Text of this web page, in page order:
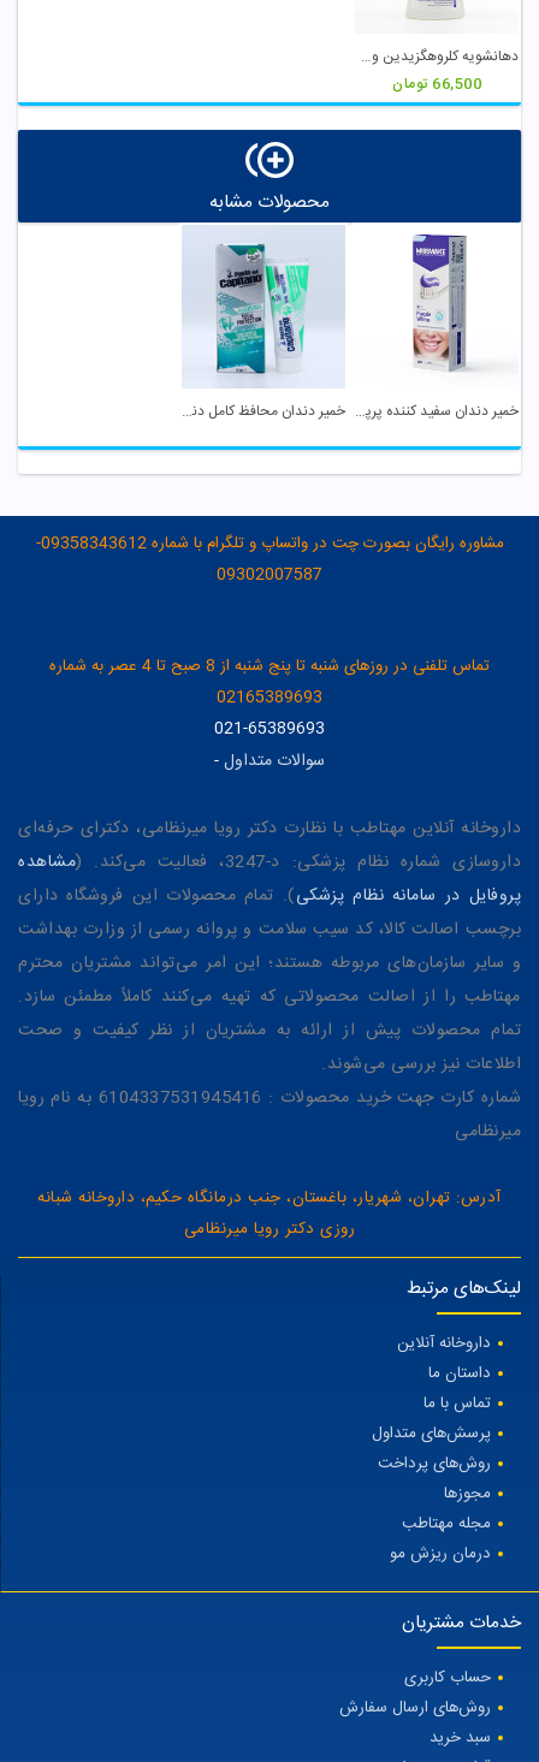
دهانشویه کلروهگزیدین وی وان
66,500 تومان
محصولات مشابه
خمیر دندان سفید کننده پرپل وایت میسویک خمیر دندان محافظ کامل دندان پاستا دل کاپیتانو
مشاوره رایگان بصورت چت در واتساپ و تلگرام با شماره 09358343612-
09302007587
تماس تلفنی در روزهای شنبه تا پنج شنبه از 8 صبح تا 4 عصر به شماره
02165389693
021-65389693
سوالات متداول-
داروخانه آنلاین مهتاطب با نظارت دکتر رویا میرنظامی، دکترای حرفه‌ای
داروسازی شماره نظام پزشکی: د-3247، فعالیت می‌کند. (
مشاهده
پروفایل در سامانه نظام پزشکی). تمام محصولات این فروشگاه دارای
برچسب اصالت کالا، کد سیب سلامت و پروانه رسمی از وزارت بهداشت
و سایر سازمان‌های مربوطه هستند؛ این امر می‌تواند مشتریان محترم
مهتاطب را از اصالت محصولاتی که تهیه می‌کنند کاملاً مطمئن سازد.
تمام محصولات پیش از ارائه به مشتریان از نظر کیفیت و صحت
اطلاعات نیز بررسی می‌شوند.
شماره کارت جهت خرید محصولات : 6104337531945416 به نام رویا
میرنظامی
آدرس: تهران، شهریار، باغستان، جنب درمانگاه حکیم، داروخانه شبانه
روزی دکتر رویا میرنظامی
لینک‌های مرتبط
داروخانه آنلاین
داستان ما
تماس با ما
پرسش‌های متداول
روش‌های پرداخت
مجوزها
مجله مهتاطب
درمان ریزش مو
خدمات مشتریان
حساب کاربری
روش‌های ارسال سفارش
سبد خرید